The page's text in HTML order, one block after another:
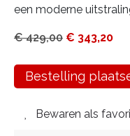
een moderne
€429,00 € 343,20
Bestelling
Bewaren als